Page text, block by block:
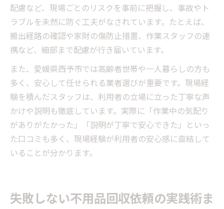
配慮など、現場ごとのリスクを事前に把握し、事故やト
ラブルを未然に防ぐ工夫がなされています。たとえば、
搬出経路の確認や家財の傷防止措置、作業スタッフの連
携など、細部まで配慮が行き届いています。
また、愛媛県西予市では高齢者世帯や一人暮らしの方も
多く、安心して任せられる業者選びが重要です。現場経
験を積んだスタッフは、利用者の立場に立った丁寧な声
かけや説明も徹底しています。実際に「作業中の気配り
がありがたかった」「説明が丁寧で安心できた」といっ
た口コミも多く、現場経験が利用者の安心感に直結して
いることが分かります。
失敗しない不用品回収依頼の実践術ま